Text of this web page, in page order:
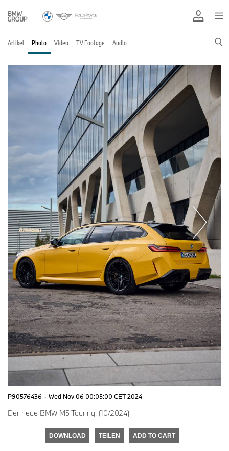
Artikel Photo Video TV Footage Audio
P90576436 · Wed Nov 06 00:05:00 CET 2024
Der neue BMW M5 Touring. (10/2024)
DOWNLOAD TEILEN ADD TO CART